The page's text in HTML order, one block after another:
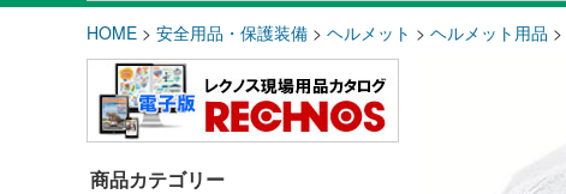
HOME > 安全用品・保護装備 > ヘルメット > ヘルメット用品 >
商品カテゴリー